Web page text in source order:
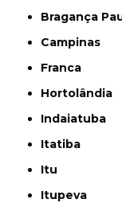
Bragança
Campinas
Franca
Hortolândia
Indaiatuba
Itatiba
Itu
Itupeva